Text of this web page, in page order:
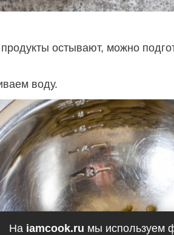
На iamcook.ru мы используем
остывают, можно
воду.